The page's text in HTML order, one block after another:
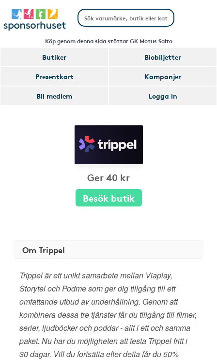
Köp genom denna sida stöttar GK Motus Salto
Butiker
Biobiljetter
Presentkort
Kampanjer
Bli medlem
Logga in
Ger 40 kr
Besök butik
Om Trippel
Trippel är ett unikt samarbete mellan Viaplay,
Storytel och Podme som ger dig tillgång till ett
omfattande utbud av underhållning. Genom att
kombinera dessa tre tjänster får du tillgång till filmer,
serier, ljudböcker och poddar - allt i ett och samma
paket. Nu har du möjligheten att testa Trippel fritt i
30 dagar. Vill du fortsätta efter detta får du 50%